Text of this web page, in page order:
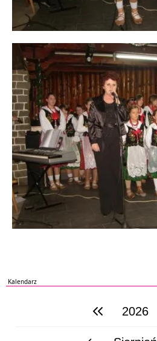
Kalendarz
poprzedni rok2026
poprzedni miesiąc